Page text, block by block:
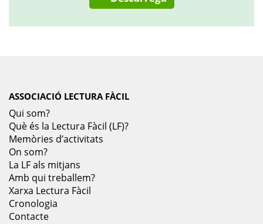
ASSOCIACIÓ LECTURA FÀCIL
Qui som?
Què és la Lectura Fàcil (LF)?
Memòries d’activitats
On som?
La LF als mitjans
Amb qui treballem?
Xarxa Lectura Fàcil
Cronologia
Contacte